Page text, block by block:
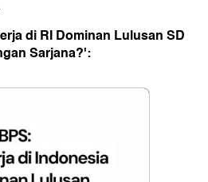
di RI Dominan Lulusan SD
Sarjana?':